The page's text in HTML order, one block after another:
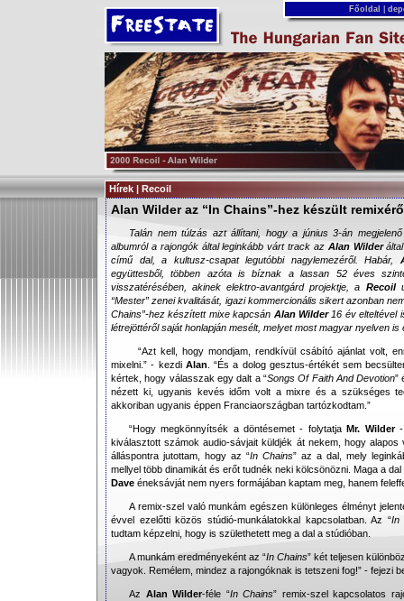
Főoldal
Hírek | Recoil
Alan Wilder az “In Chains”-hez készült
Talán nem túlzás azt állítani, hogy a június 3-án
albumról a rajongók által leginkább várt track az Alan Wilderáltal
című dal, a kultusz-csapat legutóbbi nagylemezéről. Habár,
együttesből, többen azóta is bíznak a lassan 52 éves
visszatérésében, akinek elektro-avantgárd projektje, a Recoil
“Mester” zenei kvalitását, igazi kommercionális sikert azonban
Chains”-hez készített mixe kapcsán Alan Wilder16 év elteltével
létrejöttéről saját honlapján mesélt, melyet most magyar nyelven is
“Azt kell, hogy mondjam, rendkívül csábító ajánlat volt,
mixelni.” - kezdi Alan . “És a dolog gesztus-értékét sem
kértek, hogy válasszak egy dalt a “Songs Of Faith And Devotion”
nézett ki, ugyanis kevés időm volt a mixre és a szükséges
akkoriban ugyanis éppen Franciaországban tartózkodtam.”
“Hogy megkönnyítsék a döntésemet - folytatjaMr. Wilder-,
kiválasztott számok audio-sávjait küldjék át nekem, hogy
álláspontra jutottam, hogy az “In Chains” az a dal, mely
mellyel több dinamikát és erőt tudnék neki kölcsönözni. Maga a
Dave éneksávját nem nyers formájában kaptam meg, hanem
A remix-szel való munkám egészen különleges élményt
évvel ezelőtti közös stúdió-munkálatokkal kapcsolatban. Az “In
tudtam képzelni, hogy is születhetett meg a dal a stúdióban.
A munkám eredményeként az “In Chains” két teljesen
vagyok. Remélem, mindez a rajongóknak is tetszeni fog!” - fejezi
Az Alan Wilder-féle “In Chains” remix-szel kapcsolatos